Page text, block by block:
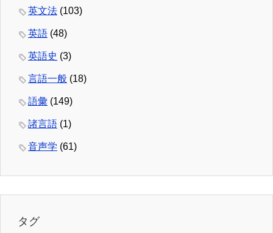
英文法 (103)
英語 (48)
英語史 (3)
言語一般 (18)
語彙 (149)
諸言語 (1)
音声学 (61)
タグ